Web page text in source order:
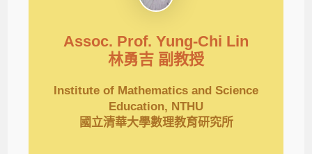
Assoc. Prof. Yung-Chi Lin
林勇吉 副教授
Institute of Mathematics and Science
Education, NTHU
國立清華大學數理教育研究所